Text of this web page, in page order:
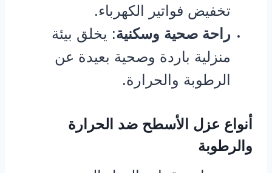
تخفيض فواتير الكهرباء.
راحة صحية وسكنية: يخلق بيئة
منزلية باردة وصحية بعيدة عن
الرطوبة والحرارة.
أنواع عزل الأسطح ضد الحرارة
والرطوبة